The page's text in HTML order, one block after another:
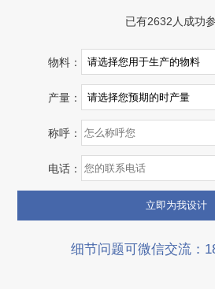
已有2632人成功
物料：
产量：
称呼：
电话：
细节问题可微信交流：